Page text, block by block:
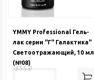
YMMY Professional Гель-
лак серии "Г" Галактика"
Светоотражающий, 10 мл
(№08)
355₽